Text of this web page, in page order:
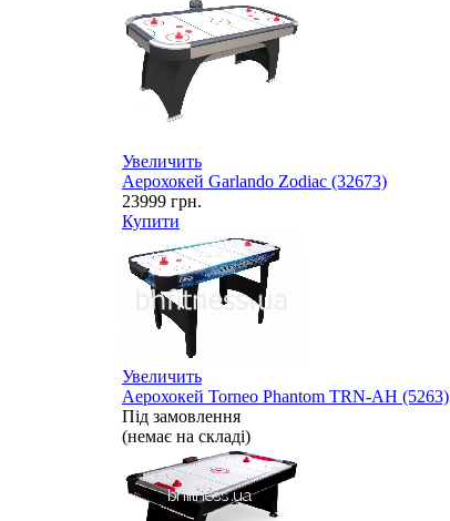
Увеличить
Аерохокей Garlando Zodiac (32673)
23999 грн.
Купити
Увеличить
Аерохокей Torneo Phantom TRN-AH (5263)
Під замовлення
(немає на складі)